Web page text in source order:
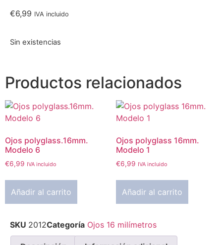
€6,99 IVA incluido
Sin existencias
Productos relacionados
Ojos polyglass.16mm.
Modelo 6
€6,99 IVA incluido
Añadir al carrito
Ojos polyglass 16mm.
Modelo 1
€6,99 IVA incluido
Añadir al carrito
SKU 2012Categoría Ojos 16 milímetros